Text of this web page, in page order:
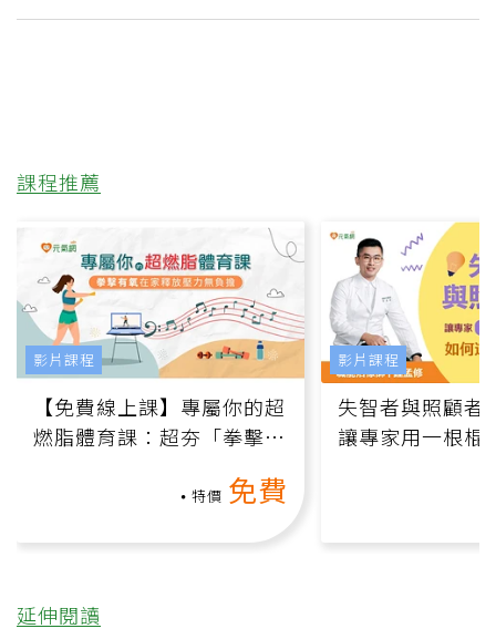
課程推薦
【免費線上課】專屬你的超
燃脂體育課：超夯「拳擊有
特價 免費
影片課程
失智者與照顧者
讓專家用一根棍
影片課程
延伸閱讀